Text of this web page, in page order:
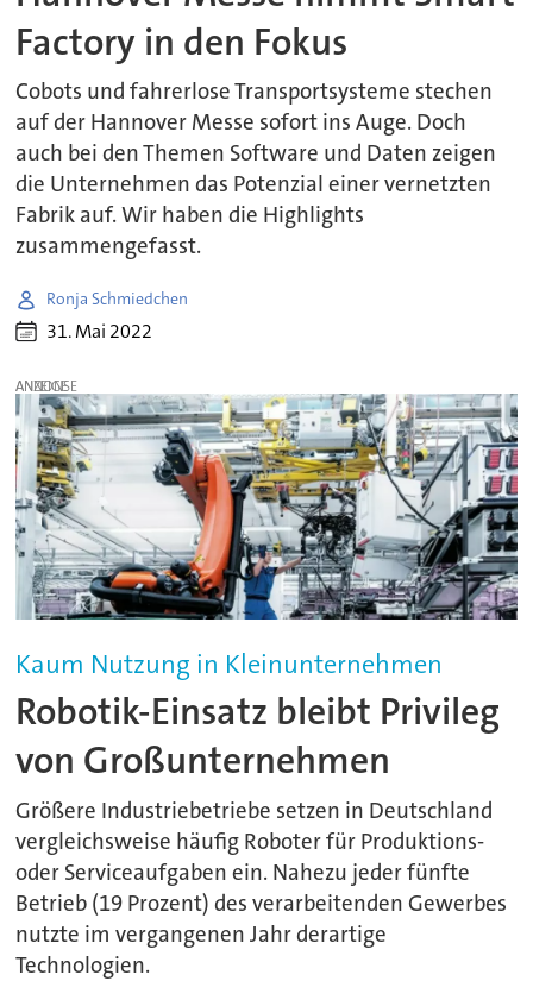
Factory in den Fokus
Cobots und fahrerlose Transportsysteme stechen
auf der Hannover Messe sofort ins Auge. Doch
auch bei den Themen Software und Daten zeigen
die Unternehmen das Potenzial einer vernetzten
Fabrik auf. Wir haben die Highlights
zusammengefasst.
Ronja Schmiedchen
31. Mai 2022
ANZEIGE
Kaum Nutzung in Kleinunternehmen
Robotik-Einsatz bleibt Privileg
von Großunternehmen
Größere Industriebetriebe setzen in Deutschland
vergleichsweise häufig Roboter für Produktions-
oder Serviceaufgaben ein. Nahezu jeder fünfte
Betrieb (19 Prozent) des verarbeitenden Gewerbes
nutzte im vergangenen Jahr derartige
Technologien.